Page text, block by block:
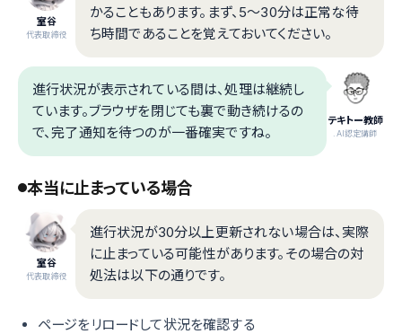
室谷
代表取締役
かることもあります。まず、5〜30分は正常な待
ち時間であることを覚えておいてください。
テキトー教師
.AI認定講師
進行状況が表示されている間は、処理は継続し
ています。ブラウザを閉じても裏で動き続けるの
で、完了通知を待つのが一番確実ですね。
本当に止まっている場合
室谷
代表取締役
進行状況が30分以上更新されない場合は、実際
に止まっている可能性があります。その場合の対
処法は以下の通りです。
ページをリロードして状況を確認する